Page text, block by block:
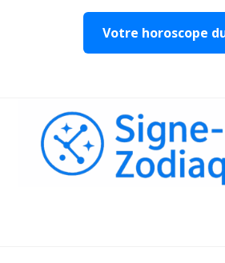
Votre horoscope